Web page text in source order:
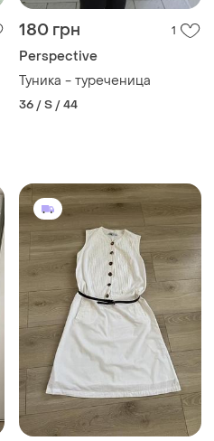
180 грн 1
Perspective
Туника - туреченица
36 / S / 44